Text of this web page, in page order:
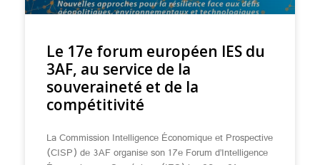
Le 17e forum européen IES du
3AF, au service de la
souveraineté et de la
compétitivité
La Commission Intelligence Économique et Prospective
(CISP) de 3AF organise son 17e Forum d’Intelligence